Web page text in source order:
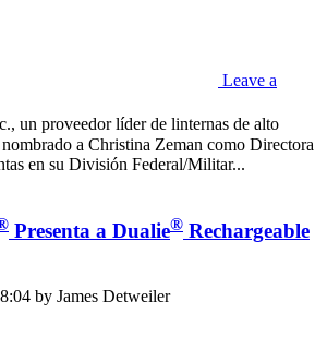
Leave a
un proveedor líder de linternas de alto
a Christina Zeman como Directora
en su División Federal/Militar...
Presenta a Dualie® Rechargeable
by James Detweiler